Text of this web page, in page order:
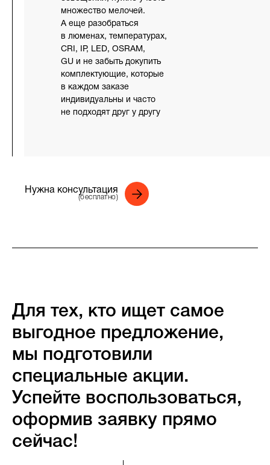
Нужна консультация
(бесплатно)
множество мелочей.
А еще разобраться
в люменах, температурах,
CRI, IP, LED, OSRAM,
GU и не забыть докупить
комплектующие, которые
в каждом заказе
индивидуальны и часто
не подходят друг у другу
Для тех, кто ищет самое
выгодное предложение,
мы подготовили
специальные акции.
Успейте воспользоваться,
оформив заявку прямо
сейчас!